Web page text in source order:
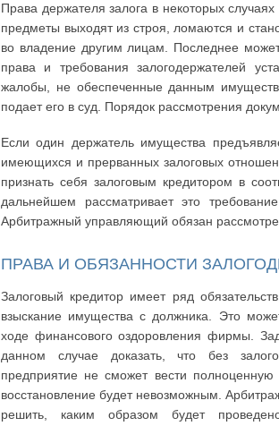
Права держателя залога в некоторых
предметы выходят из строя, ломаются и
во владение другим лицам. Последнее
права и требования залогодержателей
жалобы, не обеспеченные данным
подает его в суд. Порядок рассмотрения
Если один держатель имущества
имеющихся и прерванных залоговых
признать себя залоговым кредитором в
дальнейшем рассматривает это
Арбитражный управляющий обязан
ПРАВА И ОБЯЗАННОСТИ
Залоговый кредитор имеет ряд
взыскание имущества с должника. Это
ходе финансового оздоровления фирмы.
данном случае доказать, что без
предприятие не сможет вести полноценную
восстановление будет невозможным.
решить, каким образом будет